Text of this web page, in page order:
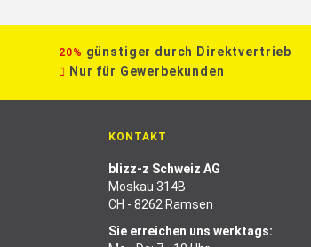
20% günstiger durch Direktvertrieb
Nur für Gewerbekunden
KONTAKT
blizz-z Schweiz AG
Moskau 314B
CH - 8262 Ramsen
Sie erreichen uns werktags: